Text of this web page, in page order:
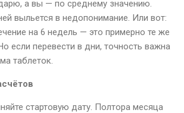
а вы — по среднему значению.
выльется в недопонимание. Или вот:
на 6 недель — это примерно те же
если перевести в дни, точность важна
таблеток.
стартовую дату. Полтора месяца